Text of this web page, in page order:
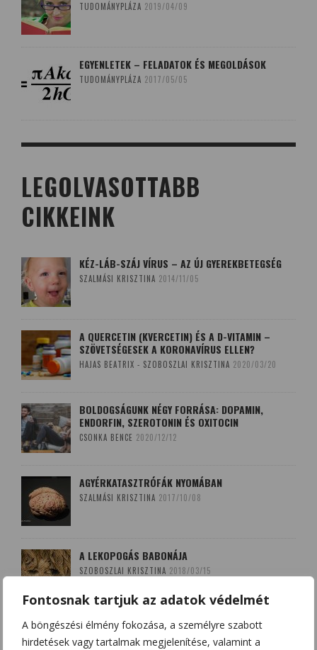
Fontosnak tartjuk az adatok védelmét
A böngészési élmény fokozása, a személyre szabott
hirdetések vagy tartalmak megjelenítése, valamint a
TUDOMÁNYPLÁZA 2019/04/09
EGYENLETEK – FELADATOK ÉS MEGOLDÁSOK
TUDOMÁNYPLÁZA 2017/05/05
LEGOLVASOTTABB
CIKKEINK
KÉZ-LÁB-SZÁJ VÍRUS – AZ ÚJ GYEREKBETEGSÉG
SZALMÁSI KRISZTINA 2014/11/05
A QUERCETIN (KVERCETIN) ÉS A D-VITAMIN –
SZÖVETSÉGESEK A KORONAVÍRUS ELLEN?
HAJAS BEATRIX - SZOBOSZLAI KRISZTINA 2020/03/20
BOLDOGSÁGUNK NÉGY FORRÁSA: DOPAMIN,
ENDORFIN, SZEROTONIN ÉS OXITOCIN
CSONKA BENCE 2020/12/12
AGYÉRKATASZTRÓFÁK NYOMÁBAN
SZALMÁSI KRISZTINA 2017/10/08
A LEKOPOGÁS BABONÁJA
SZOBOSZLAI KRISZTINA 2018/03/15